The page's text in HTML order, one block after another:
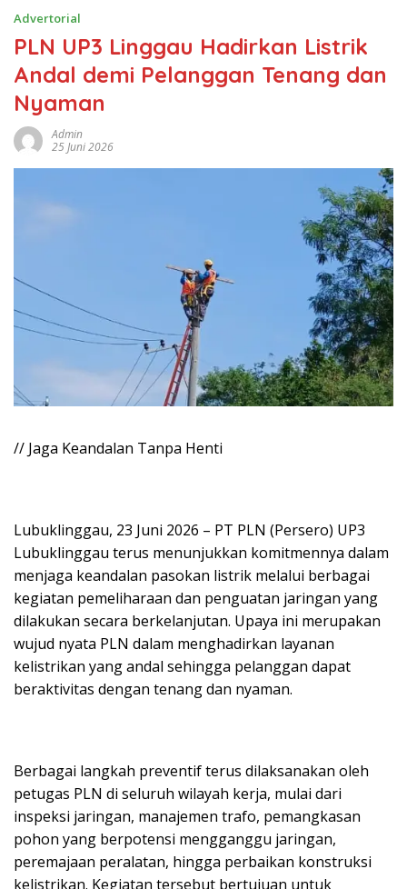
Advertorial
PLN UP3 Linggau Hadirkan Listrik
Andal demi Pelanggan Tenang dan
Nyaman
Admin
25 Juni 2026
// Jaga Keandalan Tanpa Henti
Lubuklinggau, 23 Juni 2026 – PT PLN (Persero) UP3
Lubuklinggau terus menunjukkan komitmennya dalam
menjaga keandalan pasokan listrik melalui berbagai
kegiatan pemeliharaan dan penguatan jaringan yang
dilakukan secara berkelanjutan. Upaya ini merupakan
wujud nyata PLN dalam menghadirkan layanan
kelistrikan yang andal sehingga pelanggan dapat
beraktivitas dengan tenang dan nyaman.
Berbagai langkah preventif terus dilaksanakan oleh
petugas PLN di seluruh wilayah kerja, mulai dari
inspeksi jaringan, manajemen trafo, pemangkasan
pohon yang berpotensi mengganggu jaringan,
peremajaan peralatan, hingga perbaikan konstruksi
kelistrikan. Kegiatan tersebut bertujuan untuk